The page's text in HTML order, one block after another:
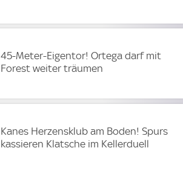
45-Meter-Eigentor! Ortega darf mit
Forest weiter träumen
Kanes Herzensklub am Boden! Spurs
kassieren Klatsche im Kellerduell